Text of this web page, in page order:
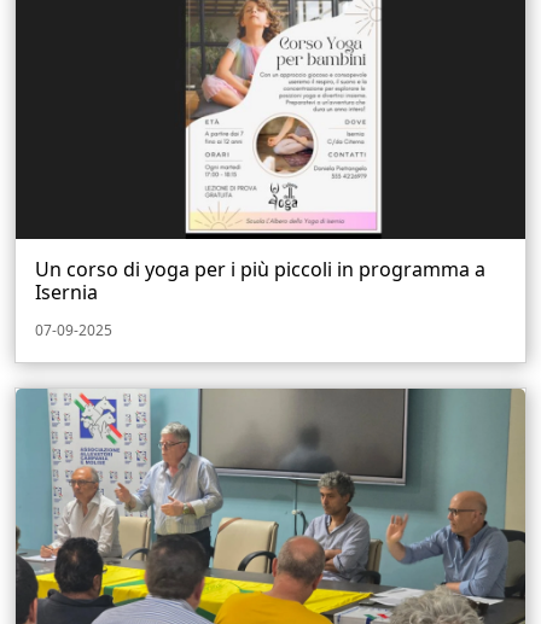
Un corso di yoga per i più piccoli in programma a
Isernia
07-09-2025